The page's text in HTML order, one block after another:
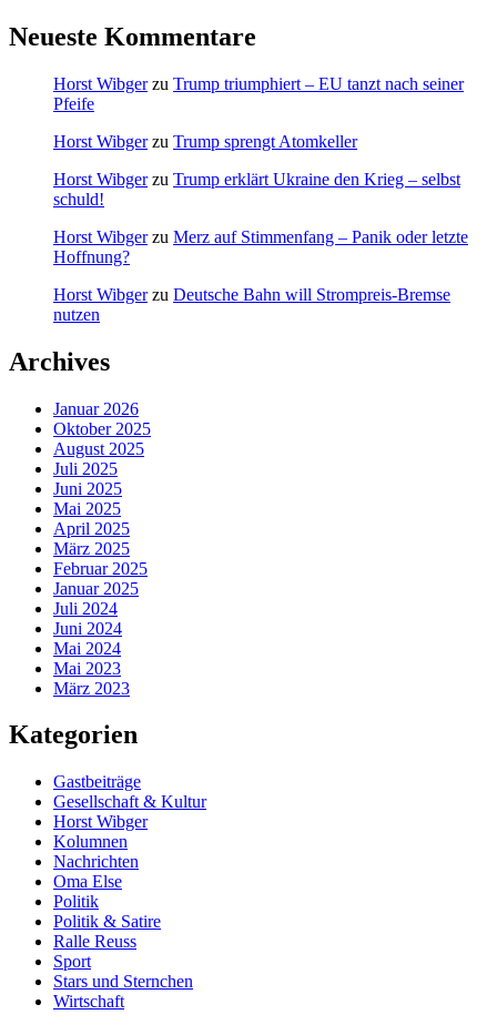
Neueste Kommentare
Horst Wibgerzu Trump triumphiert – EU tanzt nach seiner
Pfeife
Horst Wibgerzu Trump sprengt Atomkeller
Horst Wibgerzu Trump erklärt Ukraine den Krieg – selbst
schuld!
Horst Wibgerzu Merz auf Stimmenfang – Panik oder letzte
Hoffnung?
Horst Wibgerzu Deutsche Bahn will Strompreis-Bremse
nutzen
Archives
Januar 2026
Oktober 2025
August 2025
Juli 2025
Juni 2025
Mai 2025
April 2025
März 2025
Februar 2025
Januar 2025
Juli 2024
Juni 2024
Mai 2024
Mai 2023
März 2023
Kategorien
Gastbeiträge
Gesellschaft & Kultur
Horst Wibger
Kolumnen
Nachrichten
Oma Else
Politik
Politik & Satire
Ralle Reuss
Sport
Stars und Sternchen
Wirtschaft